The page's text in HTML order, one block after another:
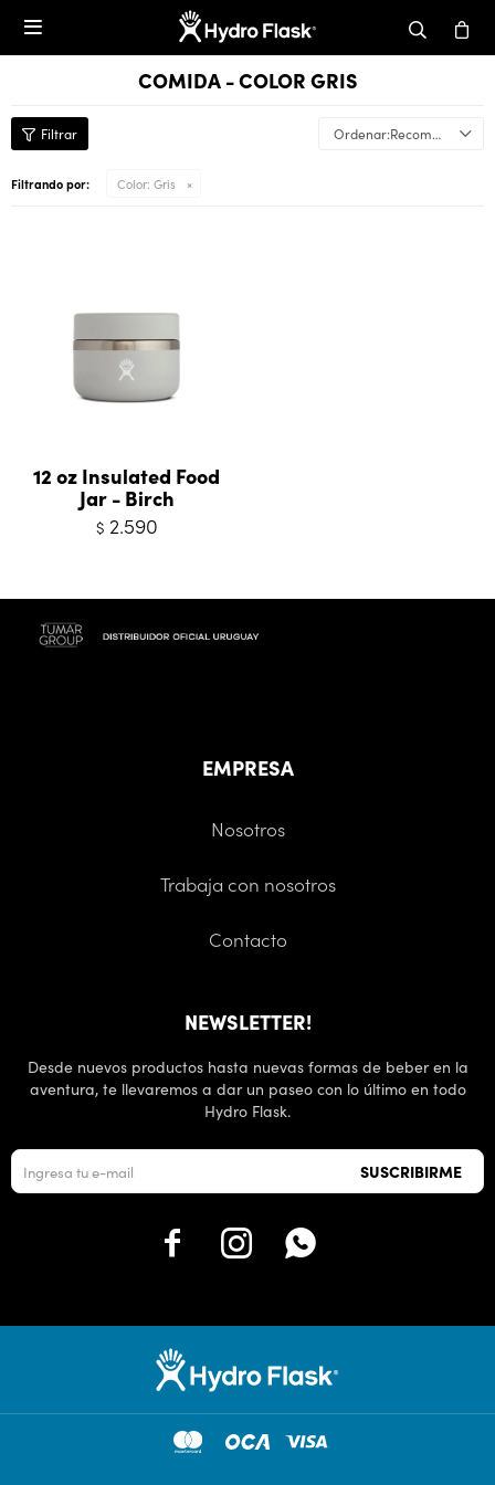

COMIDA - COLOR GRIS
Recomendados
Filtrando por: Color: Gris
12 oz Insulated Food
Jar - Birch
$ 2.590
EMPRESA
Nosotros
Trabaja con nosotros
Contacto
NEWSLETTER!
Desde nuevos productos hasta nuevas formas de beber en la
aventura, te llevaremos a dar un paseo con lo último en todo
Hydro Flask.
SUSCRIBIRME
  